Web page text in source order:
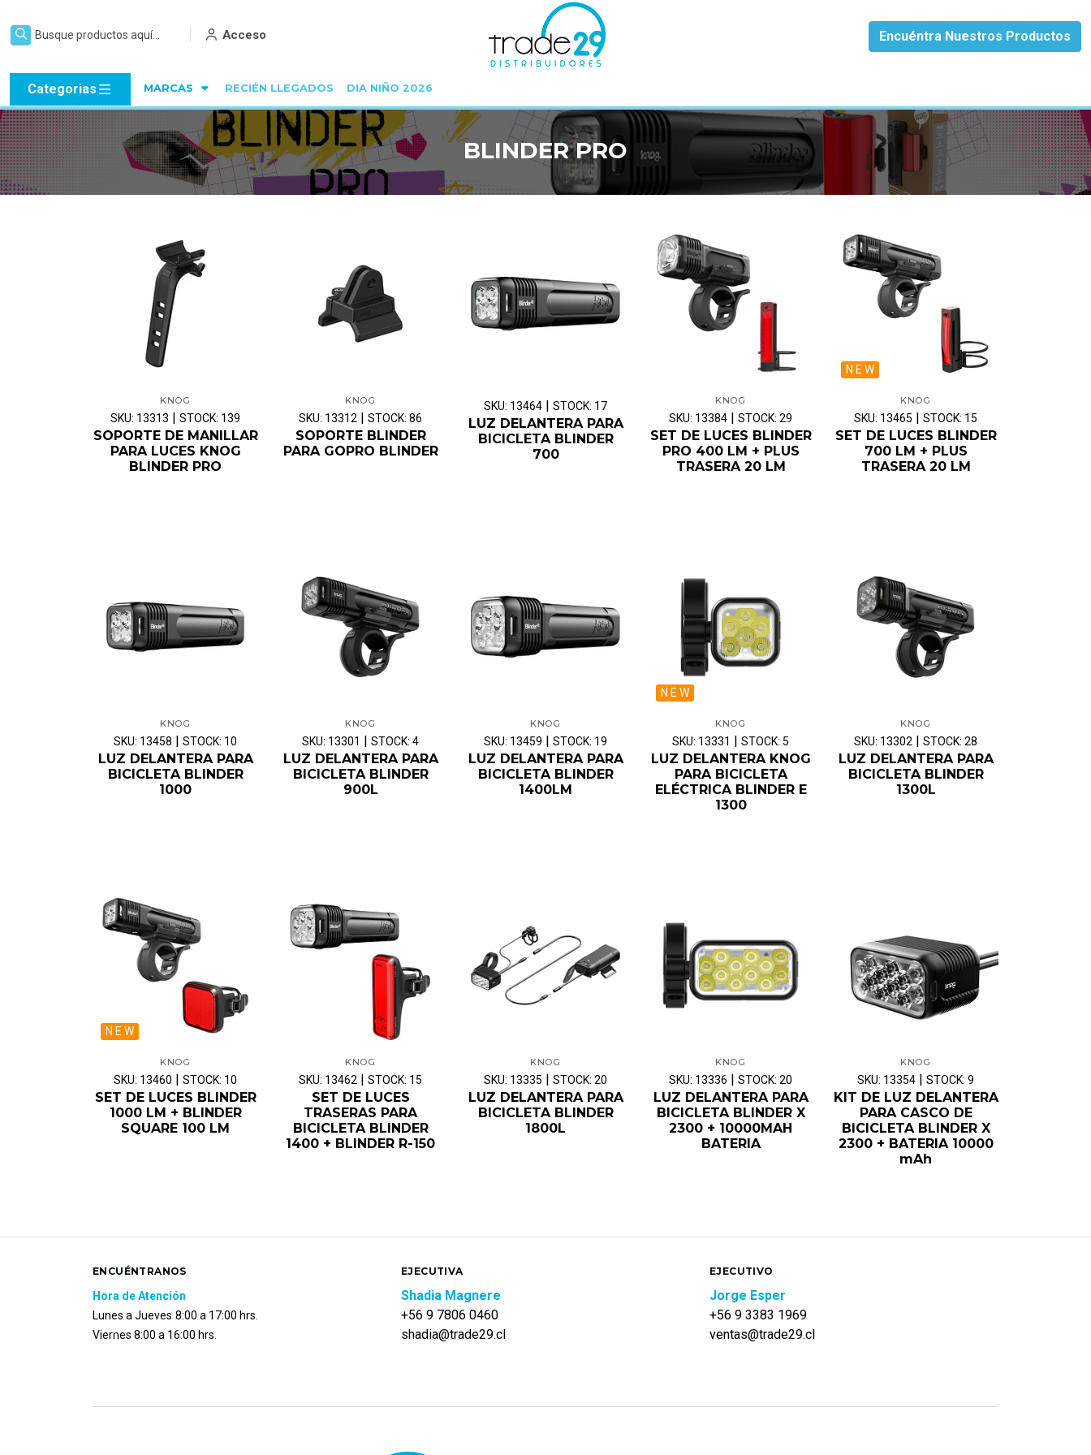
Acceso Encuéntra Nuestros Productos
Categorias MARCAS RECIÉN LLEGADOS DIA NIÑO 2026
BLINDER PRO
KNOG
SKU: 13313 | STOCK: 139
SOPORTE DE MANILLAR
PARA LUCES KNOG
BLINDER PRO
KNOG
SKU: 13312 | STOCK: 86
SOPORTE BLINDER
PARA GOPRO BLINDER
SKU: 13464 | STOCK: 17
LUZ DELANTERA PARA
BICICLETA BLINDER
700
KNOG
SKU: 13384 | STOCK: 29
SET DE LUCES BLINDER
PRO 400 LM + PLUS
TRASERA 20 LM
N E W
KNOG
SKU: 13465 | STOCK: 15
SET DE LUCES BLINDER
700 LM + PLUS
TRASERA 20 LM
KNOG
SKU: 13458 | STOCK: 10
LUZ DELANTERA PARA
BICICLETA BLINDER
1000
KNOG
SKU: 13301 | STOCK: 4
LUZ DELANTERA PARA
BICICLETA BLINDER
900L
KNOG
SKU: 13459 | STOCK: 19
LUZ DELANTERA PARA
BICICLETA BLINDER
1400LM
N E W
KNOG
SKU: 13331 | STOCK: 5
LUZ DELANTERA KNOG
PARA BICICLETA
ELÉCTRICA BLINDER E
1300
KNOG
SKU: 13302 | STOCK: 28
LUZ DELANTERA PARA
BICICLETA BLINDER
1300L
N E W
KNOG
SKU: 13460 | STOCK: 10
SET DE LUCES BLINDER
1000 LM + BLINDER
SQUARE 100 LM
KNOG
SKU: 13462 | STOCK: 15
SET DE LUCES
TRASERAS PARA
BICICLETA BLINDER
1400 + BLINDER R-150
KNOG
SKU: 13335 | STOCK: 20
LUZ DELANTERA PARA
BICICLETA BLINDER
1800L
KNOG
SKU: 13336 | STOCK: 20
LUZ DELANTERA PARA
BICICLETA BLINDER X
2300 + 10000MAH
BATERIA
KNOG
SKU: 13354 | STOCK: 9
KIT DE LUZ DELANTERA
PARA CASCO DE
BICICLETA BLINDER X
2300 + BATERIA 10000
mAh
ENCUÉNTRANOS
Hora de Atención
Lunes a Jueves 8:00 a 17:00 hrs.
Viernes 8:00 a 16:00 hrs.
EJECUTIVA
Shadia Magnere
+56 9 7806 0460
shadia@trade29.cl
EJECUTIVO
Jorge Esper
+56 9 3383 1969
ventas@trade29.cl